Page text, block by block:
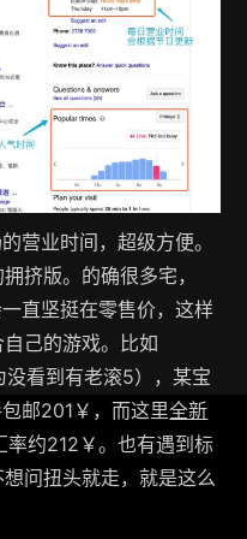
营业时间，超级方便。
挤版。的确很多宅，
直坚挺在零售价，这样
己的游戏。比如
没看到有老滚5），某宝
邮201￥，而这里全新
率约212￥。也有遇到标
问扭头就走，就是这么